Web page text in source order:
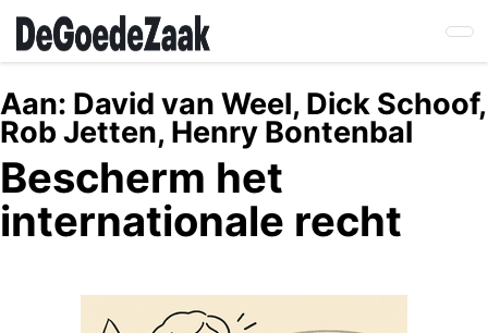
Skip
main
content
Aan: David van Weel, Dick Schoof,
Rob Jetten, Henry Bontenbal
Bescherm het
internationale recht